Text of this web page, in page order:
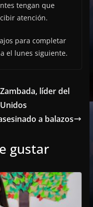
tengan que
atención.
para completar
el lunes siguiente.
líder del
a balazos
gustar